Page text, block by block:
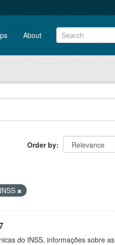
About
Order by
do INSS, informações sobre as